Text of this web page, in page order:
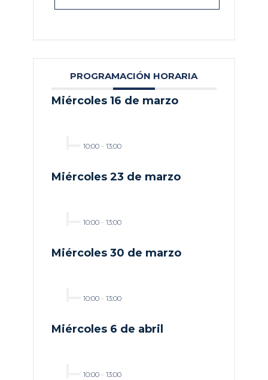
PROGRAMACIÓN HORARIA
Miércoles 16 de marzo
10:00- 13:00
Miércoles 23 de marzo
10:00- 13:00
Miércoles 30 de marzo
10:00- 13:00
Miércoles 6 de abril
10:00- 13:00